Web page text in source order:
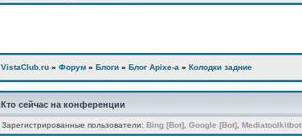
VistaClub.ru » Форум » Блоги » Блог Apixe-а » Колодки задние
Кто сейчас на конференции
Зарегистрированные пользователи: Bing [Bot] Google [Bot] Mediatoolkitbot